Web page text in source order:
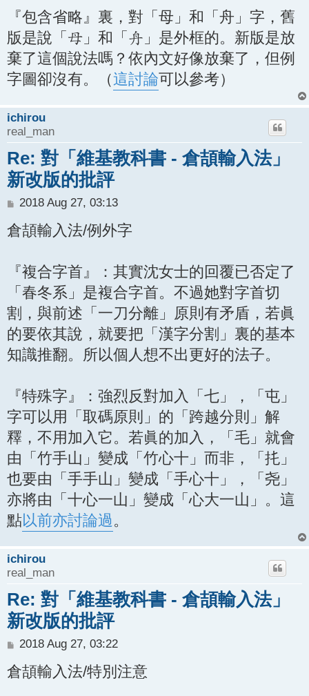
『包含省略』裏，對「母」和「舟」字，舊
版是說「 ꃄ 」和「 ꃂ 」是外框的。新版是放
棄了這個說法嗎？依內文好像放棄了，但例
字圖卻沒有。（這討論可以參考）
ichirou
real_man
Re: 對「維基教科書 - 倉頡輸入法」
新改版的批評
P
s
2018 Aug 27, 03:13
倉頡輸入法/例外字
『複合字首』：其實沈女士的回覆已否定了
「春冬系」是複合字首。不過她對字首切
割，與前述「一刀分離」原則有矛盾，若眞
的要依其說，就要把「漢字分割」裏的基本
知識推翻。所以個人想不出更好的法子。
『特殊字』：強烈反對加入「七」，「屯」
字可以用「取碼原則」的「跨越分則」解
釋，不用加入它。若眞的加入，「毛」就會
由「竹手山」變成「竹心十」而非，「扥」
也要由「手手山」變成「手心十」，「尧」
亦將由「十心一山」變成「心大一山」。這
點以前亦討論過 。
ichirou
real_man
Re: 對「維基教科書 - 倉頡輸入法」
新改版的批評
P
s
2018 Aug 27, 03:22
倉頡輸入法/特別注意